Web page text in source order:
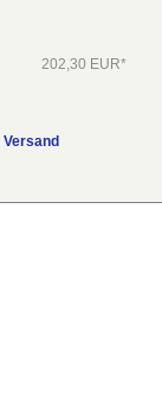
202,30 EUR*
Versand